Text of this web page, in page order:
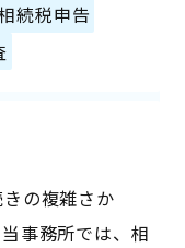
続税申告
の複雑さか
事務所では、相